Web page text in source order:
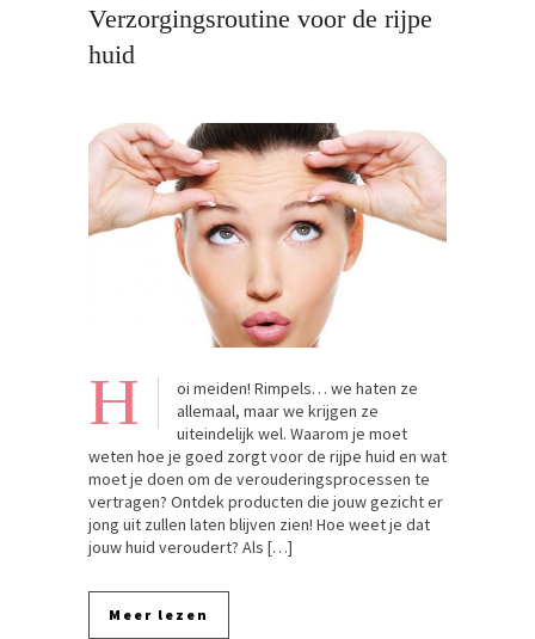
Verzorgingsroutine voor de rijpe
huid
H
oi meiden! Rimpels… we haten ze
allemaal, maar we krijgen ze
uiteindelijk wel. Waarom je moet
weten hoe je goed zorgt voor de rijpe huid en wat
moet je doen om de verouderingsprocessen te
vertragen? Ontdek producten die jouw gezicht er
jong uit zullen laten blijven zien! Hoe weet je dat
jouw huid veroudert? Als […]
Meer lezen